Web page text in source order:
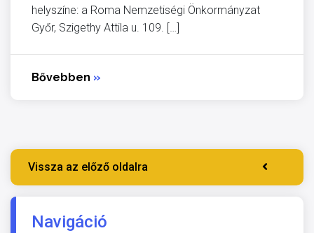
helyszíne: a Roma Nemzetiségi Önkormányzat
Győr, Szigethy Attila u. 109. […]
Bővebben »
Vissza az előző oldalra
Navigáció